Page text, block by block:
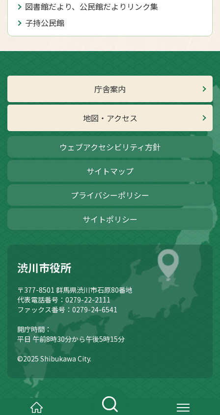
図書館だより、公民館だよりリンク集
子持公民館
庁舎案内
地図・アクセス
ウェブアクセシビリティ方針
サイトマップ
プライバシーポリシー
サイトポリシー
渋川市役所
〒377-8501 群馬県渋川市石原80番地
代表電話番号：0279-22-2111
ファックス番号：0279-24-6541
開庁時間：
平日 午前8時30分から午後5時15分
©2025 Shibukawa City.